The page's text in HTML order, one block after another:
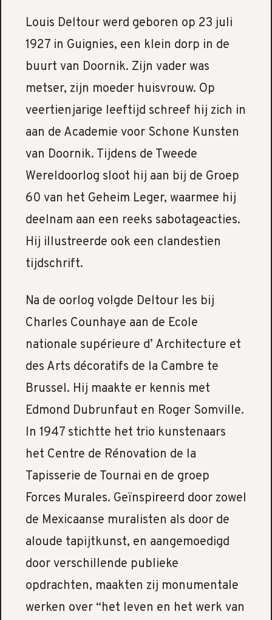
Louis Deltour werd geboren op 23 juli
1927 in Guignies, een klein dorp in de
buurt van Doornik. Zijn vader was
metser, zijn moeder huisvrouw. Op
veertienjarige leeftijd schreef hij zich in
aan de Academie voor Schone Kunsten
van Doornik. Tijdens de Tweede
Wereldoorlog sloot hij aan bij de Groep
60 van het Geheim Leger, waarmee hij
deelnam aan een reeks sabotageacties.
Hij illustreerde ook een clandestien
tijdschrift.
Na de oorlog volgde Deltour les bij
Charles Counhaye aan de Ecole
nationale supérieure d’ Architecture et
des Arts décoratifs de la Cambre te
Brussel. Hij maakte er kennis met
Edmond Dubrunfaut en Roger Somville.
In 1947 stichtte het trio kunstenaars
het Centre de Rénovation de la
Tapisserie de Tournai en de groep
Forces Murales. Geïnspireerd door zowel
de Mexicaanse muralisten als door de
aloude tapijtkunst, en aangemoedigd
door verschillende publieke
opdrachten, maakten zij monumentale
werken over “het leven en het werk van